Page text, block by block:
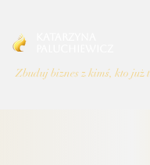
Zbuduj biznes z kimś, kto już